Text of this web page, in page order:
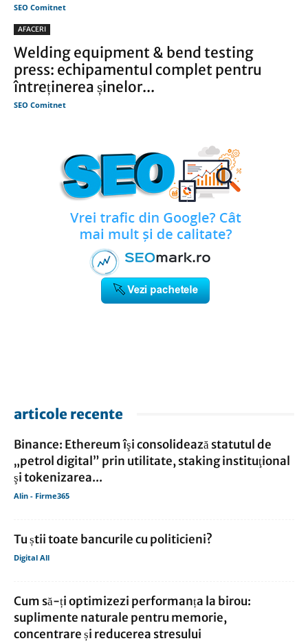
SEO Comitnet
AFACERI
Welding equipment & bend testing
press: echipamentul complet pentru
întreținerea șinelor...
SEO Comitnet
articole recente
Binance: Ethereum îşi consolidează statutul de
„petrol digital” prin utilitate, staking instituţional
şi tokenizarea...
Alin - Firme365
Tu știi toate bancurile cu politicieni?
Digital All
Cum să-ți optimizezi performanța la birou:
suplimente naturale pentru memorie,
concentrare și reducerea stresului